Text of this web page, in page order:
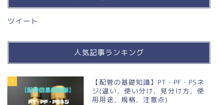
ツイート
人気記事ランキング
1
【配管の基礎知識】PT・PF・PSネ
ジ(違い，使い分け，見分け方，使
用用途，規格，注意点)